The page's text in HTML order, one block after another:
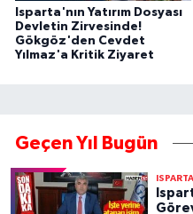
Isparta'nın Yatırım Dosyası
Devletin Zirvesinde!
Gökgöz'den Cevdet
Yılmaz'a Kritik Ziyaret
Geçen Yıl Bugün
ISPARTA